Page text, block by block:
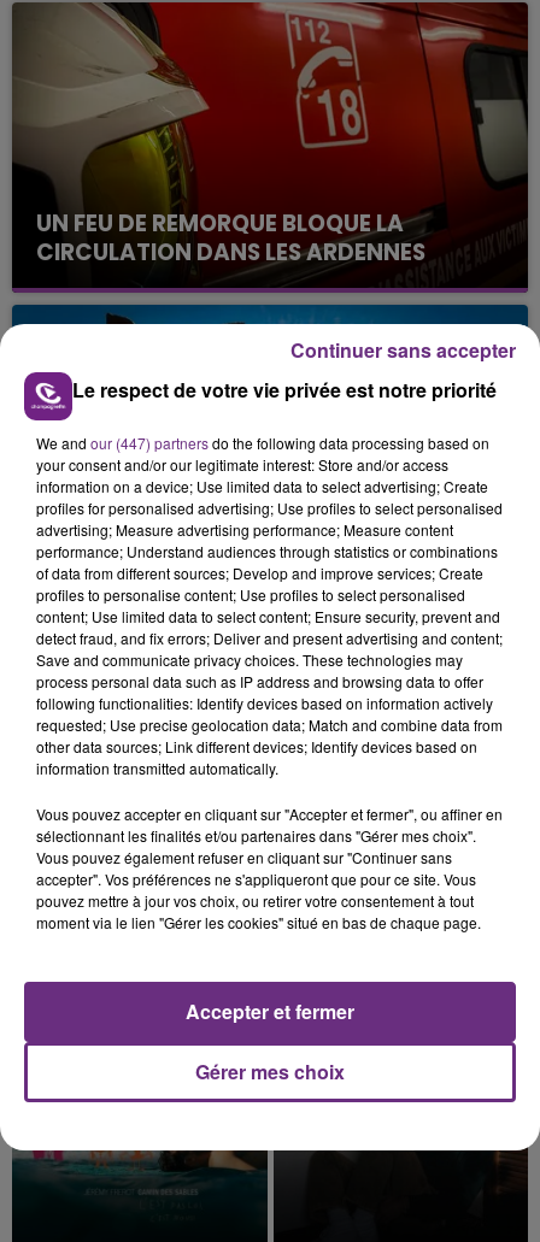
UN FEU DE REMORQUE BLOQUE LA
CIRCULATION DANS LES ARDENNES
Un feu de remorque s'est déclaré ce mercredi en
fin de matinée sur l'A34.
VENEZ FÊTER CE WEEK-END
L'ANNIVERSAIRE DE WOINIC
Ce samedi 8 août sera un grand jour :
l'anniversaire du plus gros sanglier du monde.
Une fête est donc organisée et vous êtes tous
conviés !
TITRES DIFFUSÉS
10h41
10h41
ALEX WARREN
Fever Dream
10h38
10h38
CRAIG DAVID
Walking Away
Le respect de votre vie privée est notre priorité
We and our (447) partnersdo the following data processing based on
your consent and/or our legitimate interest: Store and/or access
information on a device; Use limited data to select advertising; Create
profiles for personalised advertising; Use profiles to select personalised
advertising; Measure advertising performance; Measure content
performance; Understand audiences through statistics or combinations
of data from different sources; Develop and improve services; Create
profiles to personalise content; Use profiles to select personalised
content; Use limited data to select content; Ensure security, prevent and
detect fraud, and fix errors; Deliver and present advertising and content;
Save and communicate privacy choices. These technologies may
process personal data such as IP address and browsing data to offer
following functionalities: Identify devices based on information actively
requested; Use precise geolocation data; Match and combine data from
other data sources; Link different devices; Identify devices based on
information transmitted automatically.
Vous pouvez accepter en cliquant sur "Accepter et fermer", ou affiner en
sélectionnant les finalités et/ou partenaires dans "Gérer mes choix".
Vous pouvez également refuser en cliquant sur "Continuer sans
accepter". Vos préférences ne s'appliqueront que pour ce site. Vous
pouvez mettre à jour vos choix, ou retirer votre consentement à tout
moment via le lien "Gérer les cookies" situé en bas de chaque page.
Gérer mes choix
Accepter et fermer
Continuer sans accepter